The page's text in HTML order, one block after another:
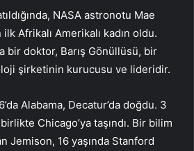
NASA astronotu Mae
Afrikalı Amerikalı kadın oldu.
bir doktor, Barış Gönüllüsü, bir
şirketinin kurucusu ve lideridir.
Alabama, Decatur’da doğdu. 3
Chicago’ya taşındı. Bir bilim
Jemison, 16 yaşında Stanford